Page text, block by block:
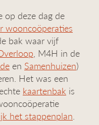
op deze dag de
wooncoöperaties
bak waar vijf
, M4H in de
en Samenhuizen)
Het was een
kaartenbak is
het stappenplan.